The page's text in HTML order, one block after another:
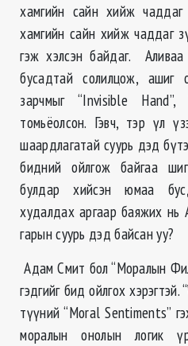
хамгийн сайн хийж
хамгийн сайн хийж чаддаг
гэж хэлсэн байдаг.
бусадтай солилцож, ашиг
зарчмыг “Invisible
томьёолсон. Гэвч, тэр үл
шаардлагатай суурь дэд
бидний ойлгож байгаа
булдар хийсэн юмаа
худалдах аргаар баяжих нь
гарын суурь дэд байсан уу?
Адам Смит бол “Моралын
гэдгийг бид ойлгох
түүний “Moral Sentiments”
моралын онолын логик